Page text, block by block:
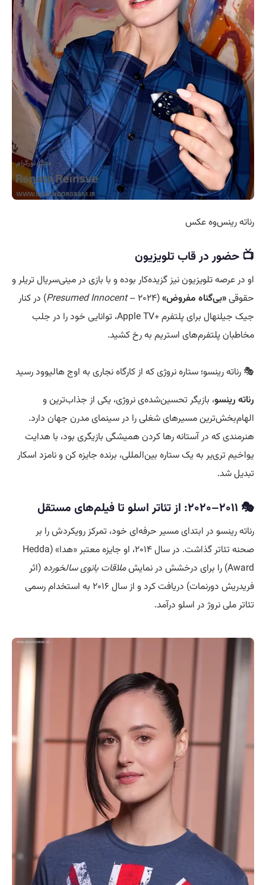
رناته رینس‌وه عکس
📺 حضور در قاب تلویزیون
او در عرصه تلویزیون نیز گزیده‌کار بوده و با بازی در مینی‌سریال تریلر و
حقوقی«بی‌گناه مفروض»(
Presumed Innocent– ۲۰۲۴) در کنار
جیک جیلنهال برای پلتفرم +Apple TV، توانایی خود را در جلب
مخاطبان پلتفرم‌های استریم به رخ کشید.
🎭 رناته رینسو؛ ستاره نروژی که از کارگاه نجاری به اوج هالیوود رسید
رناته رینسو، بازیگر تحسین‌شده‌ی نروژی، یکی از جذاب‌ترین و
الهام‌بخش‌ترین مسیرهای شغلی را در سینمای مدرن جهان دارد.
هنرمندی که در آستانه رها کردن همیشگی بازیگری بود، با هدایت
یواخیم تری‌یر به یک ستاره بین‌المللی، برنده جایزه کن و نامزد اسکار
تبدیل شد.
🎭 ۲۰۱۱–۲۰۲۰: از تئاتر اسلو تا فیلم‌های مستقل
رناته رینسو در ابتدای مسیر حرفه‌ای خود، تمرکز رویکردش را بر
صحنه تئاتر گذاشت. در سال ۲۰۱۴، او جایزه معتبر «هدا» (Hedda
Award) را برای درخشش در نمایش
ملاقات بانوی سالخورده (اثر
فریدریش دورنمات) دریافت کرد و از سال ۲۰۱۶ به استخدام رسمی
تئاتر ملی نروژ در اسلو درآمد.